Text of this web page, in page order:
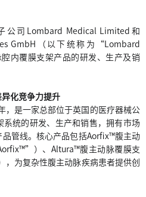
公司Lombard Medical Limited和
GmbH（以下统称为“Lombard
内覆膜支架产品的研发、生产及销
化竞争力提升
，是一家总部位于英国的医疗器械公
系统的研发、生产和销售，拥有市场
管线。核心产品包括Aorfix™腹主动
）、Altura™腹主动脉覆膜支
为复杂性腹主动脉疾病患者提供创